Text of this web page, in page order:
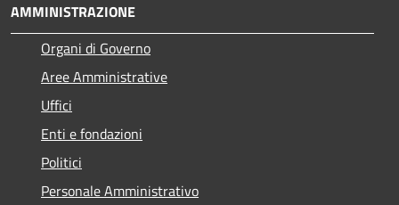
AMMINISTRAZIONE
Organi di Governo
Aree Amministrative
Uffici
Enti e fondazioni
Politici
Personale Amministrativo